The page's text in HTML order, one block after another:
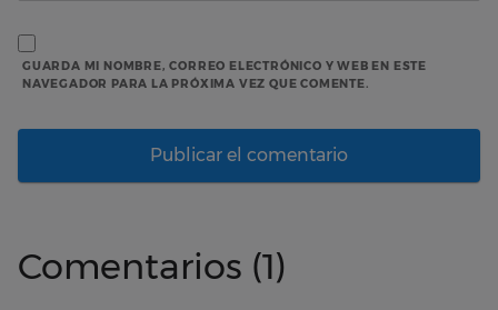
GUARDA MI NOMBRE, CORREO ELECTRÓNICO Y WEB EN ESTE
NAVEGADOR PARA LA PRÓXIMA VEZ QUE COMENTE.
Comentarios (1)